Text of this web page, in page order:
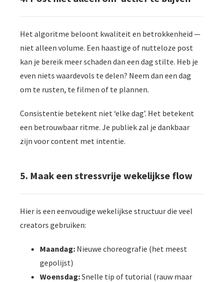
Het algoritme beloont kwaliteit en betrokkenheid —
niet alleen volume. Een haastige of nutteloze post
kan je bereik meer schaden dan een dag stilte. Heb je
even niets waardevols te delen? Neem dan een dag
om te rusten, te filmen of te plannen.
Consistentie betekent niet ‘elke dag’. Het betekent
een betrouwbaar ritme. Je publiek zal je dankbaar
zijn voor content met intentie.
5. Maak een stressvrije wekelijkse flow
Hier is een eenvoudige wekelijkse structuur die veel
creators gebruiken:
Maandag: Nieuwe choreografie (het meest
gepolijst)
Woensdag:Snelle tip of tutorial (rauw maar